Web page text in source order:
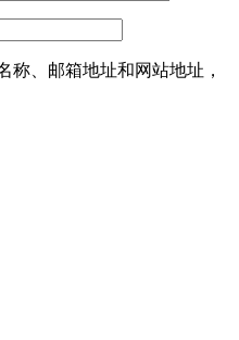
称、邮箱地址和网站地址，